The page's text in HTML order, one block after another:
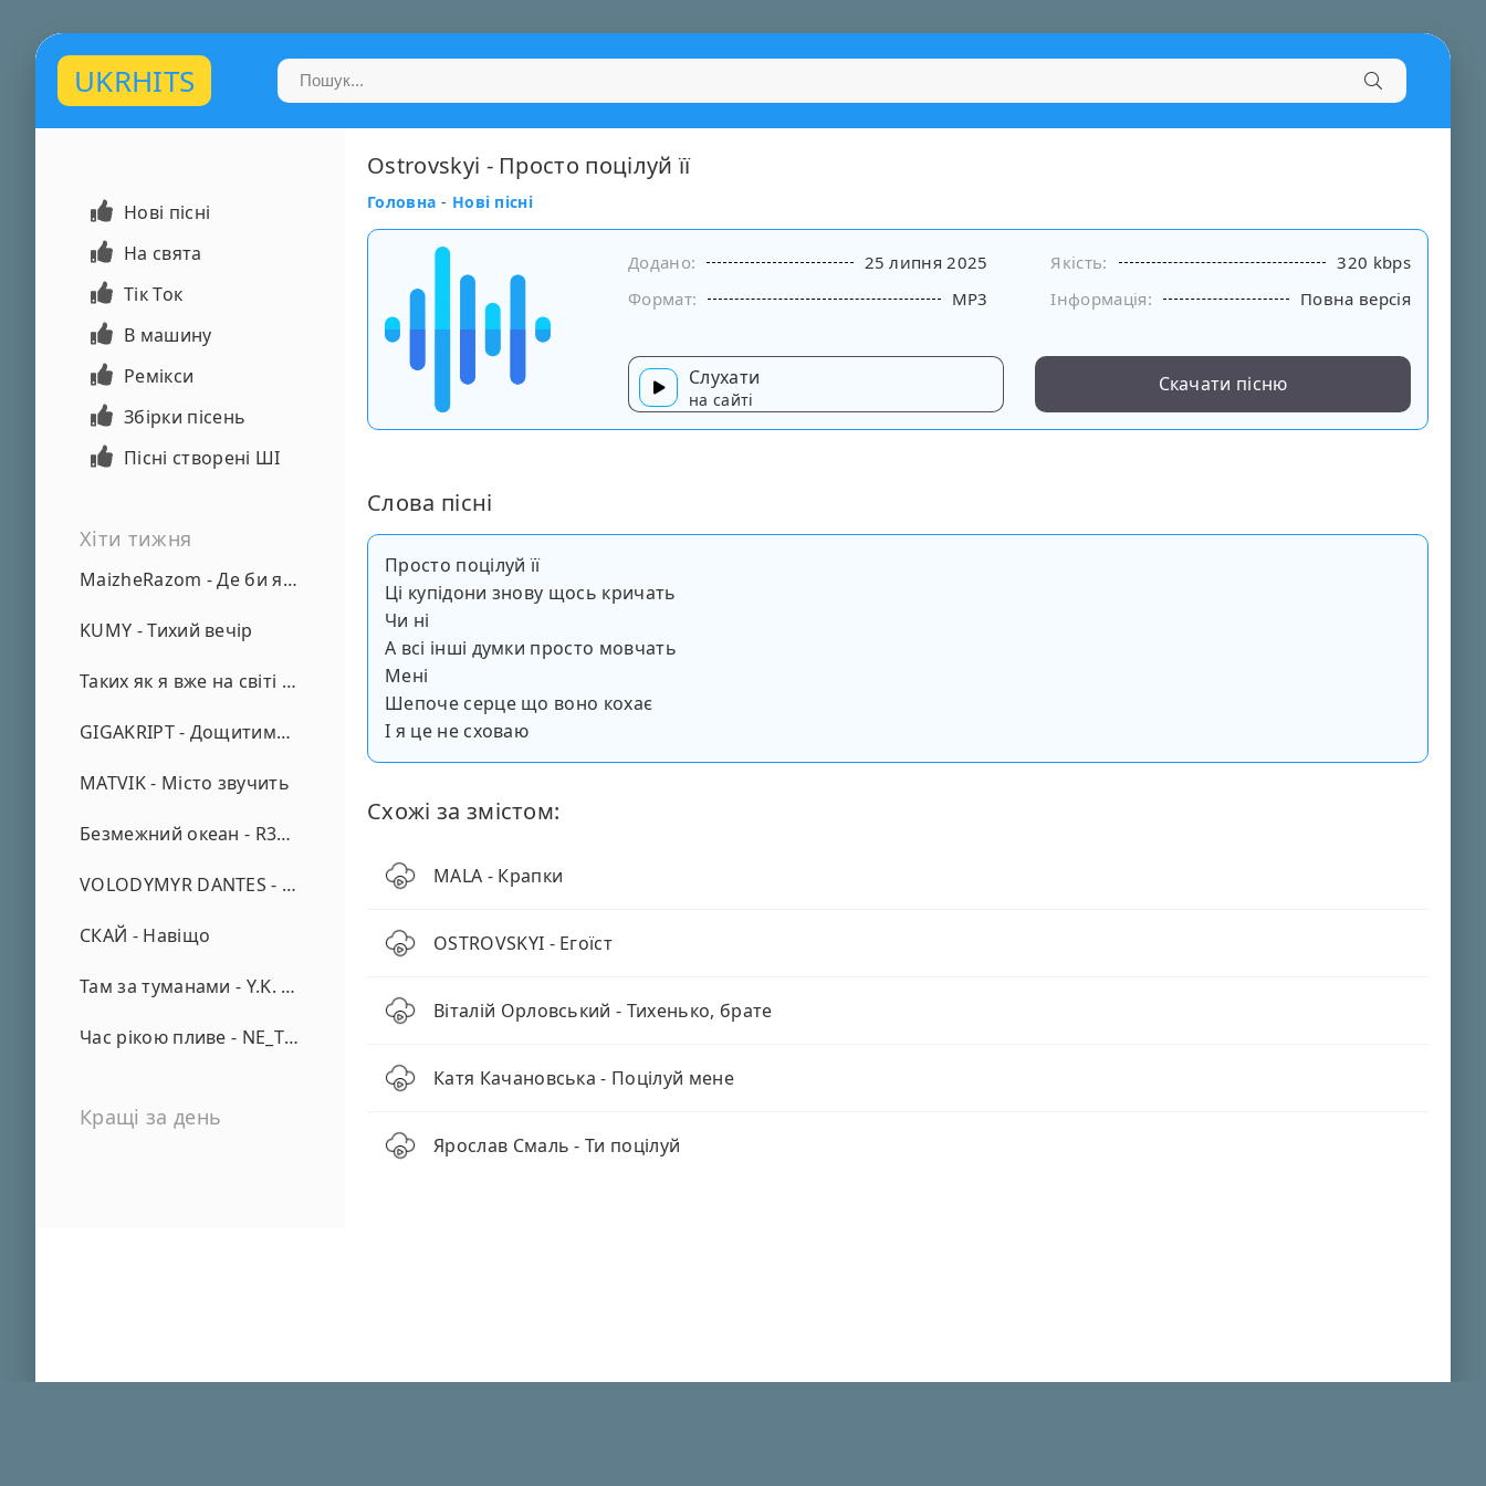
UKRHITS
Нові пісні
На свята
Тік Ток
В машину
Ремікси
Збірки пісень
Пісні створені ШІ
Хіти тижня
MaizheRazom - Де би я не був
KUMY - Тихий вечір
Таких як я вже на світі нема - А. Малярник
GIGAKRIPT - Дощитиме зима
MATVIK - Місто звучить
Безмежний океан - R3phase
VOLODYMYR DANTES - Просто кохаю (REMIX)
СКАЙ - Навіщо
Там за туманами - Y.K. Music
Час рікою пливе - NE_TVOYA_MRIYA
Кращі за день
Ostrovskyi - Просто поцілуй її
Головна - Нові пісні
Додано: 25 липня 2025 Якість:
320 kbps
Формат:
MP3 Інформація: Повна версія
Слухати
на сайті
Скачати пісню
Слова пісні
Просто поцілуй її
Ці купідони знову щось кричать
Чи ні
А всі інші думки просто мовчать
Мені
Шепоче серце що воно кохає
І я це не сховаю
Схожі за змістом:
MALA - Крапки
OSTROVSKYI - Егоїст
Віталій Орловський - Тихенько, брате
Катя Качановська - Поцілуй мене
Ярослав Смаль - Ти поцілуй